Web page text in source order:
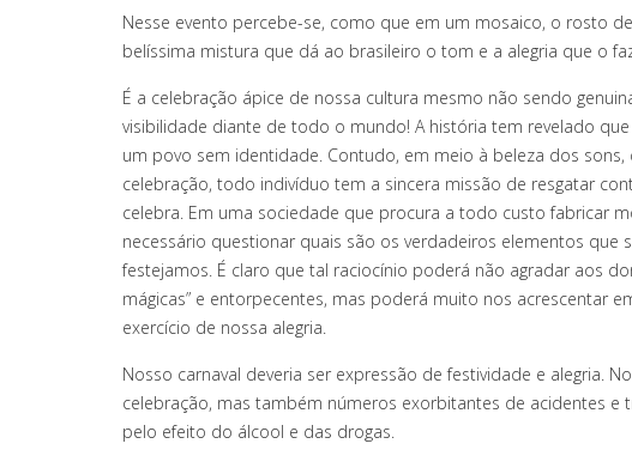
Nesse evento percebe-se, como que em um mosaico, o rosto
belíssima mistura que dá ao brasileiro o tom e a alegria que o
É a celebração ápice de nossa cultura mesmo não sendo
visibilidade diante de todo o mundo! A história tem revelado
um povo sem identidade. Contudo, em meio à beleza dos
celebração, todo indivíduo tem a sincera missão de resgatar
celebra. Em uma sociedade que procura a todo custo fabricar
necessário questionar quais são os verdadeiros elementos que
festejamos. É claro que tal raciocínio poderá não agradar aos
mágicas” e entorpecentes, mas poderá muito nos acrescentar
exercício de nossa alegria.
Nosso carnaval deveria ser expressão de festividade e alegria.
celebração, mas também números exorbitantes de acidentes e
pelo efeito do álcool e das drogas.